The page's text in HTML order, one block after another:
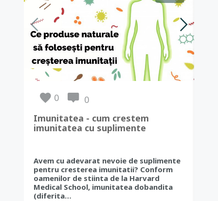
0
0
Imunitatea - cum crestem
imunitatea cu suplimente
Avem cu adevarat nevoie de suplimente
pentru cresterea imunitatii? Conform
oamenilor de stiinta de la Harvard
Medical School, imunitatea dobandita
(diferita…